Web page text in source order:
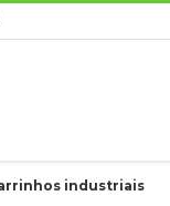
industriais